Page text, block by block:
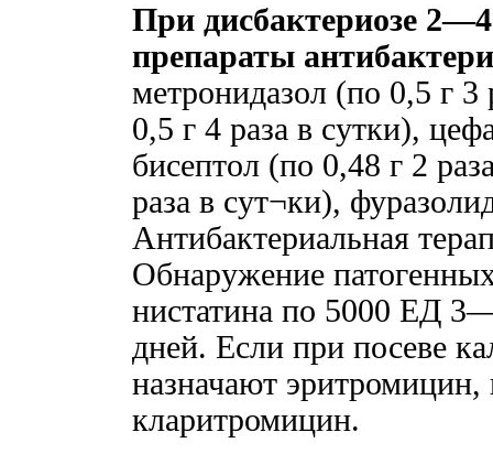
При дисбактериозе
препараты
метронидазол (по 0,5 г
0,5 г 4 раза в сутки),
бисептол (по 0,48 г 2
раза в сут¬ки),
Антибактериальная
Обнаружение
нистатина по 5000 ЕД
дней. Если при посеве
назначают
кларитромицин.